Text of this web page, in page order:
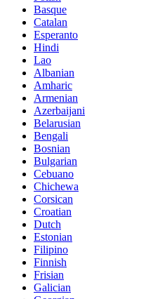
Basque
Catalan
Esperanto
Hindi
Lao
Albanian
Amharic
Armenian
Azerbaijani
Belarusian
Bengali
Bosnian
Bulgarian
Cebuano
Chichewa
Corsican
Croatian
Dutch
Estonian
Filipino
Finnish
Frisian
Galician